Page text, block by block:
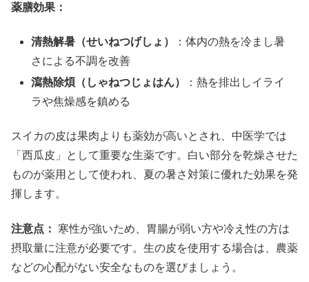
薬膳効果：
清熱解暑（せいねつげしょ）
：体内の熱を冷まし暑
さによる不調を改善
瀉熱除煩（しゃねつじょはん）
：熱を排出しイライ
ラや焦燥感を鎮める
スイカの皮は果肉よりも薬効が高いとされ、中医学では
「西瓜皮」として重要な生薬です。白い部分を乾燥させた
ものが薬用として使われ、夏の暑さ対策に優れた効果を発
揮します。
注意点：
寒性が強いため、胃腸が弱い方や冷え性の方は
摂取量に注意が必要です。生の皮を使用する場合は、農薬
などの心配がない安全なものを選びましょう。